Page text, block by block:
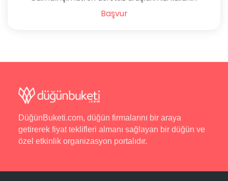
Başvur
DüğünBuketi.com, düğün firmalarını bir araya
getirerek fiyat teklifleri almanı sağlayan bir düğün ve
özel etkinlik organizasyon portalıdır.